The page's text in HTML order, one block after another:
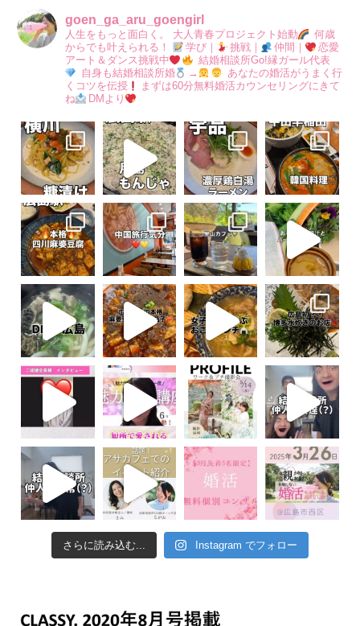
goen_ga_aru_goengirl
人生をもっと面白く。 大人青春プロジェクト始動
何歳
からでも叶えられる！
学び｜ 挑戦｜ 仲間｜
恋愛
アート＆ダンス挑戦中
結婚相談所Go!縁ガール代表
自身も結婚相談所婚
→
あなたの婚活がうまく行
くコツを伝授
まずは60分無料婚活カウンセリングにきて
ね
DMより
さらに読み込む... Instagram でフォロー